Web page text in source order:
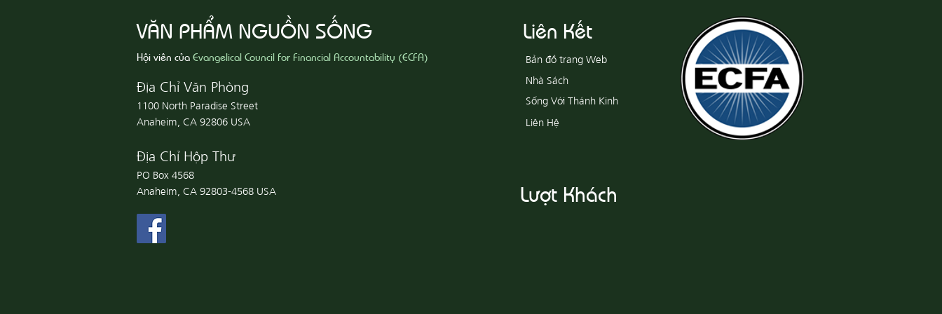
VĂN PHẨM NGUỒN SỐNG
Hội viên củaEvangelical Council for Financial Accountability (ECFA)
Địa Chỉ Văn Phòng
1100 North Paradise Street
Anaheim, CA 92806 USA
Địa Chỉ Hộp Thư
PO Box 4568
Anaheim, CA 92803-4568 USA
Liên Kết
Bản đồ trang Web
Nhà Sách
Sống Với Thánh Kinh
Liên Hệ
Lượt Khách